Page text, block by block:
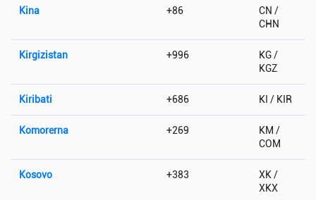
Kina +86
CN /
CHN
Kirgizistan +996
KG /
KGZ
Kiribati +686 KI / KIR
Komorerna +269
KM /
COM
Kosovo +383
XK /
XKX